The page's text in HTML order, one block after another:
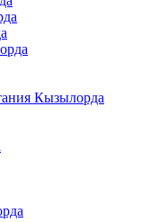
Кызылорда